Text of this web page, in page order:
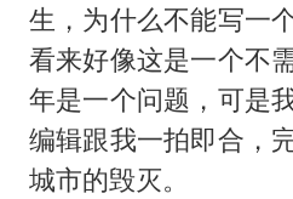
生，为什么不能写一
看来好像这是一个不
年是一个问题，可是
编辑跟我一拍即合，
城市的毁灭。